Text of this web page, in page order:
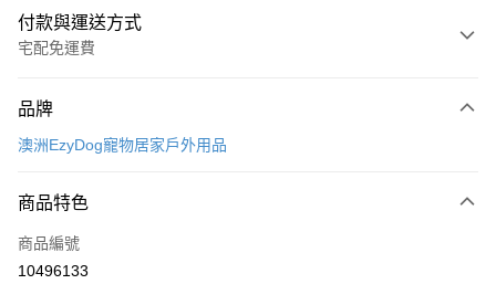
付款與運送方式
宅配免運費
信用卡一次付款
Apple Pay
街口支付
品牌
澳洲EzyDog寵物居家戶外用品
商品特色
商品編號
10496133